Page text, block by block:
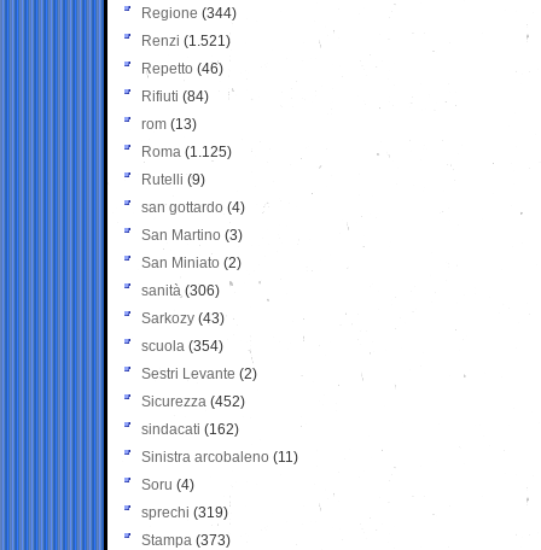
Regione (344)
Renzi (1.521)
Repetto (46)
Rifiuti (84)
rom (13)
Roma (1.125)
Rutelli (9)
san gottardo (4)
San Martino (3)
San Miniato (2)
sanità (306)
Sarkozy (43)
scuola (354)
Sestri Levante (2)
Sicurezza (452)
sindacati (162)
Sinistra arcobaleno (11)
Soru (4)
sprechi (319)
Stampa (373)